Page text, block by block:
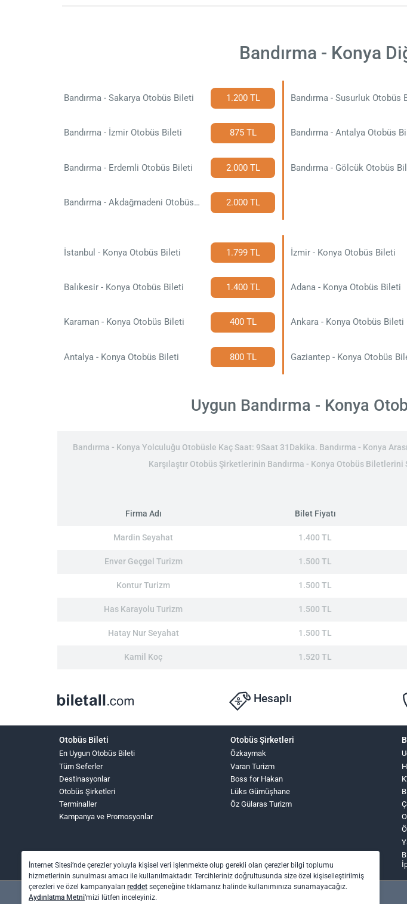
Bandırma - Konya
Bandırma - Sakarya Otobüs Bileti 1.200 TL Bandırma - Susurluk Otobüs
Bandırma - İzmir Otobüs Bileti 875 TL Bandırma - Antalya Otobüs
Bandırma - Erdemli Otobüs Bileti 2.000 TL Bandırma - Gölcük Otobüs
Bandırma - Akdağmadeni Otobüs Bileti 2.000 TL
İstanbul - Konya Otobüs Bileti 1.799 TL İzmir - Konya Otobüs Bileti
Balıkesir - Konya Otobüs Bileti 1.400 TL Adana - Konya Otobüs Bileti
Karaman - Konya Otobüs Bileti 400 TL Ankara - Konya Otobüs Bileti
Antalya - Konya Otobüs Bileti 800 TL Gaziantep - Konya Otobüs
Uygun Bandırma - Konya
Bandırma - Konya Yolculuğu Otobüsle Kaç Saat: 9Saat 31Dakika. Bandırma - Konya
Karşılaştır Otobüs Şirketlerinin Bandırma - Konya Otobüs Biletlerini
Firma Adı Bilet Fiyatı
Mardin Seyahat 1.400 TL
Enver Geçgel Turizm 1.500 TL
Kontur Turizm 1.500 TL
Has Karayolu Turizm 1.500 TL
Hatay Nur Seyahat 1.500 TL
Kamil Koç 1.520 TL
Hesaplı
Otobüs Bileti
En Uygun Otobüs Bileti
Tüm Seferler
Destinasyonlar
Otobüs Şirketleri
Terminaller
Kampanya ve Promosyonlar
Otobüs Şirketleri
Özkaymak
Varan Turizm
Boss for Hakan
Lüks Gümüşhane
Öz Gülaras Turizm
İnternet Sitesi’nde çerezler yoluyla kişisel veri işlenmekte olup gerekli olan çerezler bilgi toplumu
hizmetlerinin sunulması amacı ile kullanılmaktadır. Tercihleriniz doğrultusunda size özel kişiselleştirilmiş
çerezleri ve özel kampanyaları reddet seçeneğine tıklamanız halinde kullanımınıza sunamayacağız.
Aydınlatma Metni’mizi lütfen inceleyiniz.